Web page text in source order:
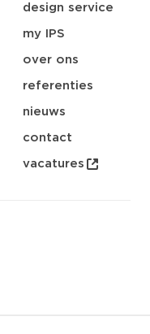
design service
my IPS
over ons
referenties
nieuws
contact
vacatures